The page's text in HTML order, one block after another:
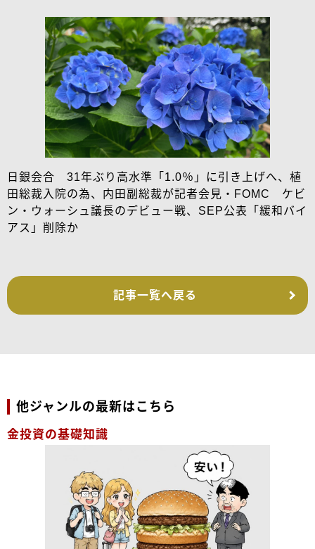
日銀会合 31年ぶり高水準「1.0％」に引き上げへ、植
田総裁入院の為、内田副総裁が記者会見・FOMC ケビ
ン・ウォーシュ議長のデビュー戦、SEP公表「緩和バイ
アス」削除か
記事一覧へ戻る
他ジャンルの最新はこちら
金投資の基礎知識